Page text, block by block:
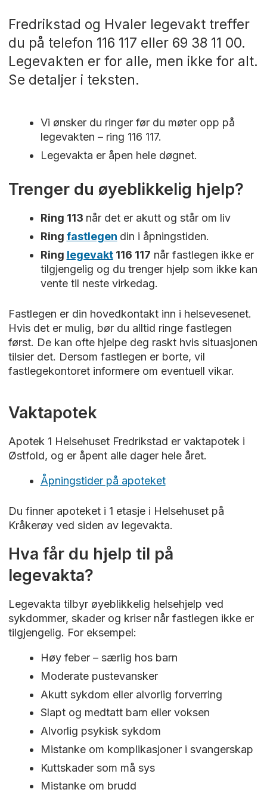
Fredrikstad og Hvaler legevakt treffer
du på telefon 116 117 eller 69 38 11 00.
Legevakten er for alle, men ikke for alt.
Se detaljer i teksten.
Vi ønsker du ringer før du møter opp på
legevakten – ring 116 117.
Legevakta er åpen hele døgnet.
Trenger du øyeblikkelig hjelp?
Ring 113 når det er akutt og står om liv
Ring fastlegen din i åpningstiden.
Ring legevakt116 117 når fastlegen ikke er
tilgjengelig og du trenger hjelp som ikke kan
vente til neste virkedag.
Fastlegen er din hovedkontakt inn i helsevesenet.
Hvis det er mulig, bør du alltid ringe fastlegen
først. De kan ofte hjelpe deg raskt hvis situasjonen
tilsier det. Dersom fastlegen er borte, vil
fastlegekontoret informere om eventuell vikar.
Vaktapotek
Apotek 1 Helsehuset Fredrikstad er vaktapotek i
Østfold, og er åpent alle dager hele året.
Åpningstider på apoteket
Du finner apoteket i 1 etasje i Helsehuset på
Kråkerøy ved siden av legevakta.
Hva får du hjelp til på
legevakta?
Legevakta tilbyr øyeblikkelig helsehjelp ved
sykdommer, skader og kriser når fastlegen ikke er
tilgjengelig. For eksempel:
Høy feber – særlig hos barn
Moderate pustevansker
Akutt sykdom eller alvorlig forverring
Slapt og medtatt barn eller voksen
Alvorlig psykisk sykdom
Mistanke om komplikasjoner i svangerskap
Kuttskader som må sys
Mistanke om brudd